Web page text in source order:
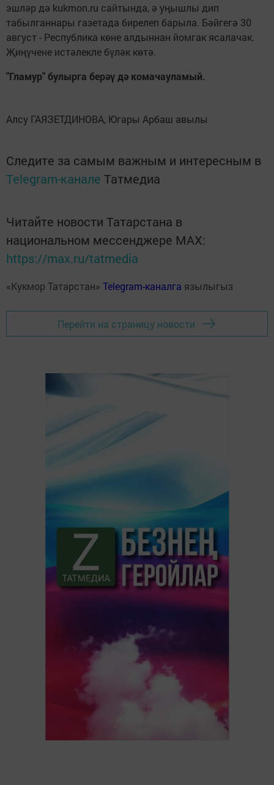
эшләр дә kukmon.ru сайтында, ә уңышлы дип
табылганнары газетада бирелеп барыла. Бәйгегә 30
август - Республика көне алдыннан йомгак ясалачак.
Җиңүчене истәлекле бүләк көтә.
"Гламур" булырга берәү дә комачауламый.
Алсу ГАЯЗЕТДИНОВА, Югары Арбаш авылы
Следите за самым важным и интересным в
Telegram-канале Татмедиа
Читайте новости Татарстана в
национальном мессенджере MАХ:
https://max.ru/tatmedia
«Кукмор Татарстан» Telegram-каналга язылыгыз
Перейти на страницу новости